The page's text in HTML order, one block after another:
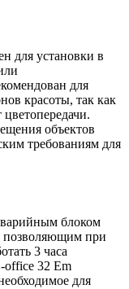
для установки в
для
красоты, так как
объектов
требованиям для
блоком
позволяющим при
3 часа
32 Em
для